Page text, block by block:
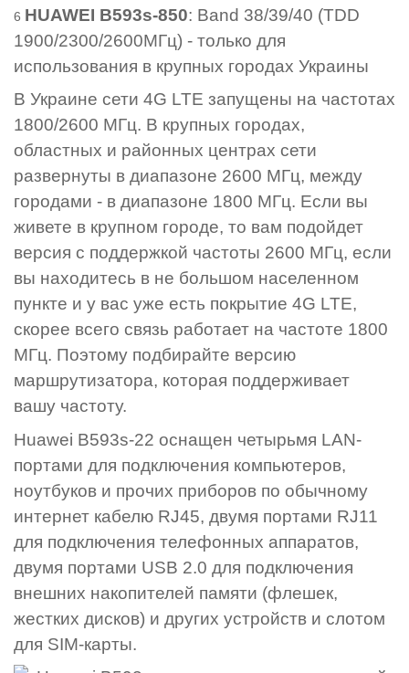
HUAWEI B593s-850: Band 38/39/40 (TDD
1900/2300/2600МГц) - только для
использования в крупных городах Украины
В Украине сети 4G LTE запущены на частотах
1800/2600 МГц. В крупных городах,
областных и районных центрах сети
развернуты в диапазоне 2600 МГц, между
городами - в диапазоне 1800 МГц. Если вы
живете в крупном городе, то вам подойдет
версия с поддержкой частоты 2600 МГц, если
вы находитесь в не большом населенном
пункте и у вас уже есть покрытие 4G LTE,
скорее всего связь работает на частоте 1800
МГц. Поэтому подбирайте версию
маршрутизатора, которая поддерживает
вашу частоту.
Huawei B593s-22 оснащен четырьмя LAN-
портами для подключения компьютеров,
ноутбуков и прочих приборов по обычному
интернет кабелю RJ45, двумя портами RJ11
для подключения телефонных аппаратов,
двумя портами USB 2.0 для подключения
внешних накопителей памяти (флешек,
жестких дисков) и других устройств и слотом
для SIM-карты.